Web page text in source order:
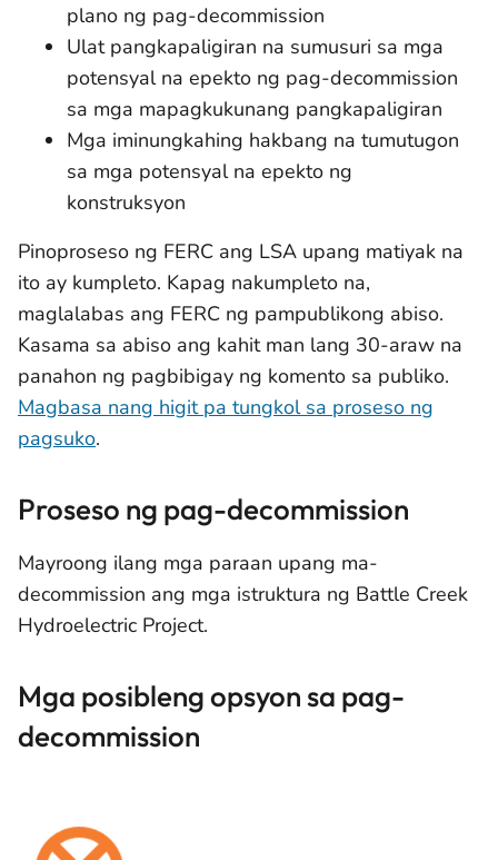
plano ng pag-decommission
Ulat pangkapaligiran na sumusuri sa mga
potensyal na epekto ng pag-decommission
sa mga mapagkukunang pangkapaligiran
Mga iminungkahing hakbang na tumutugon
sa mga potensyal na epekto ng
konstruksyon
Pinoproseso ng FERC ang LSA upang matiyak na
ito ay kumpleto. Kapag nakumpleto na,
maglalabas ang FERC ng pampublikong abiso.
Kasama sa abiso ang kahit man lang 30-araw na
panahon ng pagbibigay ng komento sa publiko.
Magbasa nang higit pa tungkol sa proseso ng
pagsuko.
Proseso ng pag-decommission
Mayroong ilang mga paraan upang ma-
decommission ang mga istruktura ng Battle Creek
Hydroelectric Project.
Mga posibleng opsyon sa pag-
decommission